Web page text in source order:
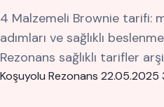
4 Malzemeli Brownie tarifi:
adımları ve sağlıklı
Rezonans sağlıklı tarifler
Koşuyolu Rezonans 22.05.2025